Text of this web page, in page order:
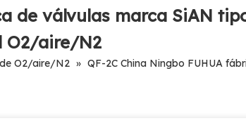
de válvulas marca SiAN
O2/aire/N2
O2/aire/N2 » QF-2C China Ningbo FUHUA